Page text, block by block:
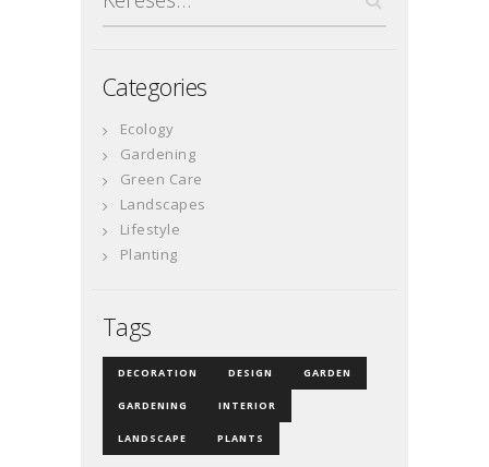
Categories
Ecology
Gardening
Green Care
Landscapes
Lifestyle
Planting
Tags
DECORATION DESIGN GARDEN
GARDENING INTERIOR
LANDSCAPE PLANTS